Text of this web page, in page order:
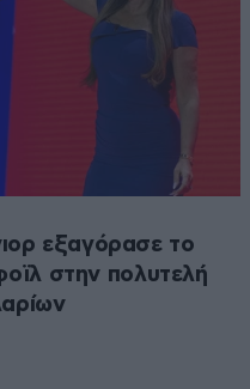
εξαγόρασε το
στην πολυτελή